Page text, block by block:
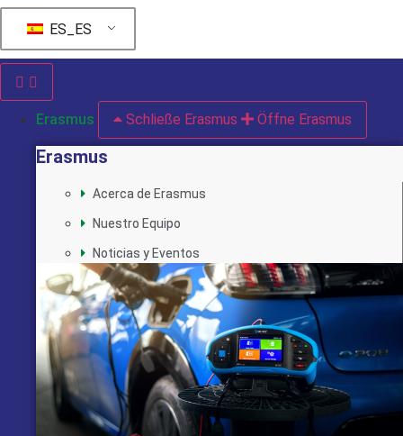
ES_ES
Erasmus Schließe Erasmus Öffne Erasmus
Erasmus
Acerca de Erasmus
Nuestro Equipo
Noticias y Eventos